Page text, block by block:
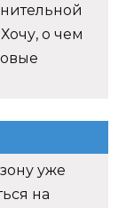
о чем
уже
на